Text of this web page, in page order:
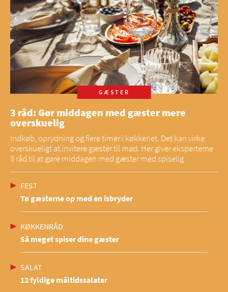
GÆSTER
3 råd: Gør middagen med gæster mere
overskuelig
Indkøb, oprydning og flere timer i køkkenet. Det kan virke
overskueligt at invitere gæster til mad. Her giver eksperterne
3 råd til at gøre middagen med gæster med spiselig
FEST
Tø gæsterne op med en isbryder
KØKKENRÅD
Så meget spiser dine gæster
SALAT
12 fyldige måltidssalater